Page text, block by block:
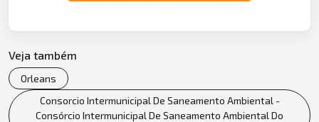
Veja também
Orleans
Consorcio Intermunicipal De Saneamento Ambiental -
Consórcio Intermunicipal De Saneamento Ambiental Do